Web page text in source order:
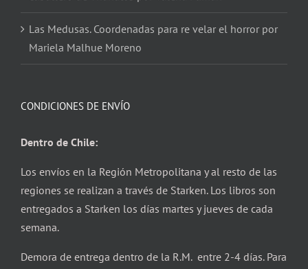
Las Medusas. Coordenadas para re velar el horror por
Mariela Malhue Moreno
CONDICIONES DE ENVÍO
Dentro de Chile:
Los envíos en la Región Metropolitana y al resto de las
regiones se realizan a través de Starken. Los libros son
entregados a Starken los días martes y jueves de cada
semana.
Demora de entrega dentro de la R.M. entre 2-4 días. Para